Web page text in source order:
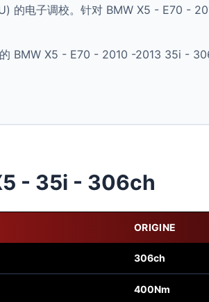
的电子调校。针对 BMW X5 - E70 -
BMW X5 - E70 - 2010 -2013 35i -
- 35i - 306ch
ORIGINE
306ch
400Nm